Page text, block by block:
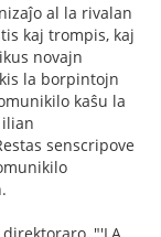
al la rivalan
kaj trompis, kaj
novajn
la borpintojn
kaŝu la
senscripove